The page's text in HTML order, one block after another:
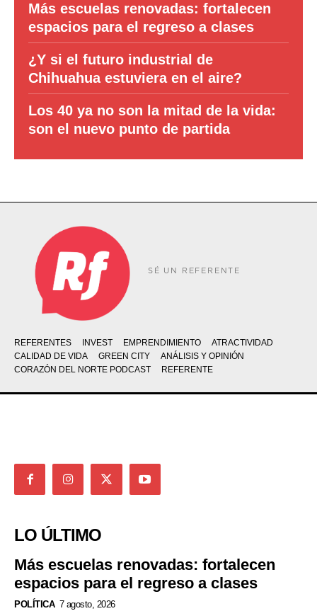
Más escuelas renovadas: fortalecen
espacios para el regreso a clases
¿Y si el futuro industrial de
Chihuahua estuviera en el aire?
Los 40 ya no son la mitad de la vida:
son el nuevo punto de partida
SÉ UN REFERENTE
REFERENTES INVEST EMPRENDIMIENTO
ATRACTIVIDAD
CALIDAD DE VIDA
GREEN CITY
ANÁLISIS Y OPINIÓN
CORAZÓN DEL NORTE PODCAST
REFERENTE
LO ÚLTIMO
Más escuelas renovadas: fortalecen
espacios para el regreso a clases
POLÍTICA 7 agosto, 2026